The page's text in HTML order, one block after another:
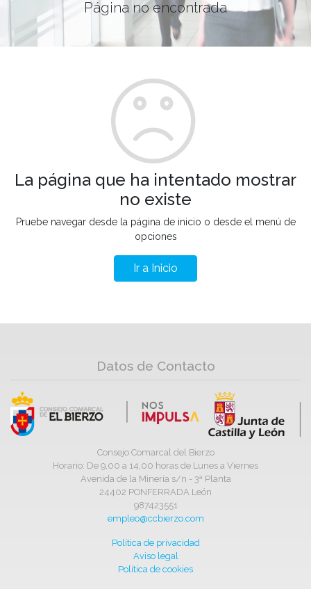
Página no encontrada
La página que ha intentado mostrar
no existe
Pruebe navegar desde la página de inicio o desde el menú de
opciones
Ir a Inicio
Datos de Contacto
Consejo Comarcal del Bierzo
Horario: De 9,00 a 14,00 horas de Lunes a Viernes
Avenida de la Minería s/n - 3ª Planta
24402 PONFERRADA León
987423551
empleo@ccbierzo.com
Política de privacidad
Aviso legal
Política de cookies